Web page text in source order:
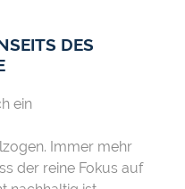
DES
ein
Immer mehr
der reine Fokus auf